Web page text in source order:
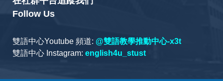
Follow Us
雙語中心Youtube 頻道: @雙語教學推動中心-x3t
雙語中心 Instagram: english4u_stust